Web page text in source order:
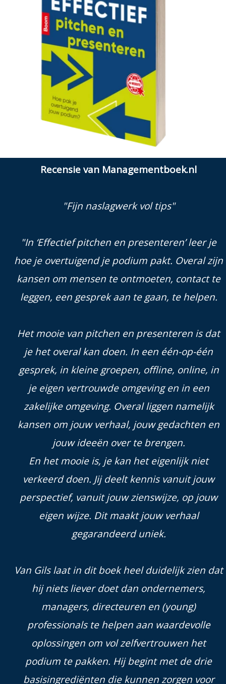
Recensie van Managementboek.nl
"Fijn naslagwerk vol tips"
"In ‘Effectief pitchen en presenteren’ leer je
hoe je overtuigend je podium pakt. Overal zijn
kansen om mensen te ontmoeten, contact te
leggen, een gesprek aan te gaan, te helpen.
Het mooie van pitchen en presenteren is dat
je het overal kan doen. In een één-op-één
gesprek, in kleine groepen, offline, online, in
je eigen vertrouwde omgeving en in een
zakelijke omgeving. Overal liggen namelijk
kansen om jouw verhaal, jouw gedachten en
jouw ideeën over te brengen.
En het mooie is, je kan het eigenlijk niet
verkeerd doen. Jij deelt kennis vanuit jouw
perspectief, vanuit jouw zienswijze, op jouw
eigen wijze. Dit maakt jouw verhaal
gegarandeerd uniek.
Van Gils laat in dit boek heel duidelijk zien dat
hij niets liever doet dan ondernemers,
managers, directeuren en (young)
professionals te helpen aan waardevolle
oplossingen om vol zelfvertrouwen het
podium te pakken. Hij begint met de drie
basisingrediënten die kunnen zorgen voor